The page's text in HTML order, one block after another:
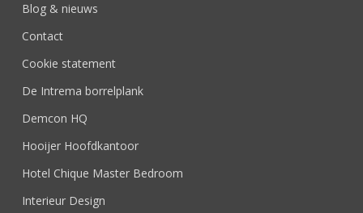
Blog & nieuws
Contact
Cookie statement
De Intrema borrelplank
Demcon HQ
Hooijer Hoofdkantoor
Hotel Chique Master Bedroom
Interieur Design